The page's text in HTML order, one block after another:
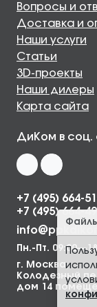
Вопросы и
Доставка и
Наши услуги
Статьи
3D-проекты
Наши дилеры
Карта сайта
ДиКом в соц.
+7 (495) 664-
+7 (495) 664-
Пн.-Пт.
г. Москва,
Колодезный
дом 14